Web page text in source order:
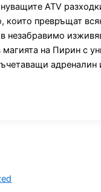
ATV
които превръщат
незабравимо
магията на Пирин с
адреналин